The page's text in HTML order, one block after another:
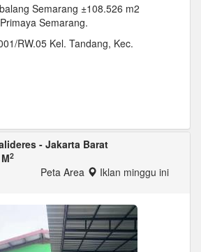
Semarang ±108.526 m2
Semarang.
RW.05 Kel. Tandang, Kec.
- Jakarta Barat
2
Peta Area Iklan minggu ini